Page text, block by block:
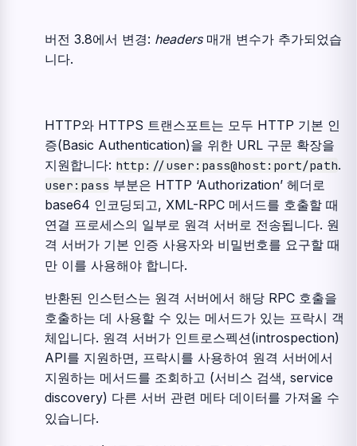
버전 3.8에서 변경: headers매개 변수가 추가되었습
니다.
HTTP와 HTTPS 트랜스포트는 모두 HTTP 기본 인
증(Basic Authentication)을 위한 URL 구문 확장을
지원합니다: http://user:pass@host:port/path.
user:pass 부분은 HTTP ‘Authorization’ 헤더로
base64 인코딩되고, XML-RPC 메서드를 호출할 때
연결 프로세스의 일부로 원격 서버로 전송됩니다. 원
격 서버가 기본 인증 사용자와 비밀번호를 요구할 때
만 이를 사용해야 합니다.
반환된 인스턴스는 원격 서버에서 해당 RPC 호출을
호출하는 데 사용할 수 있는 메서드가 있는 프락시 객
체입니다. 원격 서버가 인트로스펙션(introspection)
API를 지원하면, 프락시를 사용하여 원격 서버에서
지원하는 메서드를 조회하고 (서비스 검색, service
discovery) 다른 서버 관련 메타 데이터를 가져올 수
있습니다.